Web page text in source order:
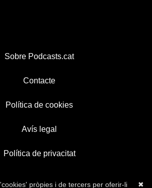
Sobre Podcasts.cat
Contacte
Política de cookies
Avís legal
Política de privacitat
✖
pròpies i de tercers per oferir-li